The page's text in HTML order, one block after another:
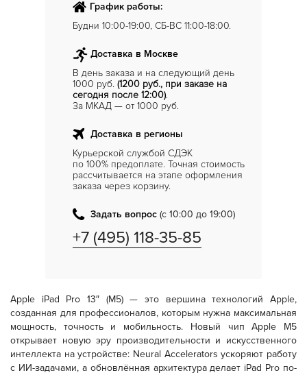
График работы:
Будни 10:00-19:00, СБ-ВС 11:00-18:00.
Доставка в Москве
В день заказа и на следующий день
1000 руб. (1200 руб., при заказе на
сегодня после 12:00).
За МКАД — от 1000 руб.
Доставка в регионы
Курьерской службой СДЭК
по 100% предоплате. Точная стоимость
рассчитывается на этапе оформления
заказа через корзину.
Задать вопрос (с 10:00 до 19:00)
+7 (495) 118-35-85
Apple iPad Pro 13″ (M5)— это вершина технологий Apple,
созданная для профессионалов, которым нужна максимальная
мощность, точность и мобильность. Новый чипApple M5
открывает новую эру производительности и искусственного
интеллекта на устройстве: Neural Accelerators ускоряют работу
с ИИ-задачами, а обновлённая архитектура делает iPad Pro по-